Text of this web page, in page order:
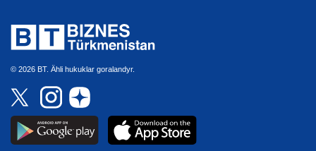
© 2026 BT. Ähli hukuklar goralandyr.